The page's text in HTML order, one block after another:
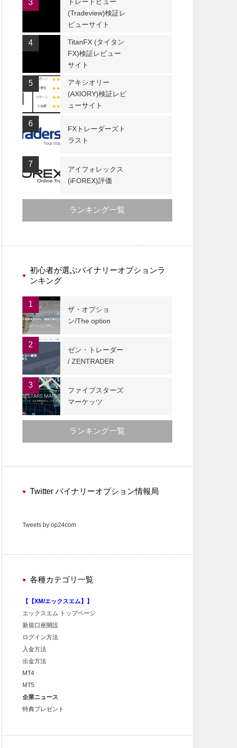
3
(Tradeview)検証レ
ビューサイト
4
TitanFX (タイタン
FX)検証レビュー
サイト
5
アキシオリー
(AXIORY)検証レビ
ューサイト
6
FXトレーダーズト
ラスト
7
アイフォレックス
(iFOREX)評価
ランキング一覧
初心者が選ぶバイナリーオプションラ
ンキング
1
ザ・オプショ
ン/The option
2
ゼン・トレーダー
/ ZENTRADER
3
ファイブスターズ
マーケッツ
ランキング一覧
Twitter バイナリーオプション情報局
Tweets by op24com
各種カテゴリ一覧
【【XM/エックスエム】】
エックスエム トップページ
新規口座開設
ログイン方法
入金方法
出金方法
MT4
MT5
企業ニュース
特典プレゼント